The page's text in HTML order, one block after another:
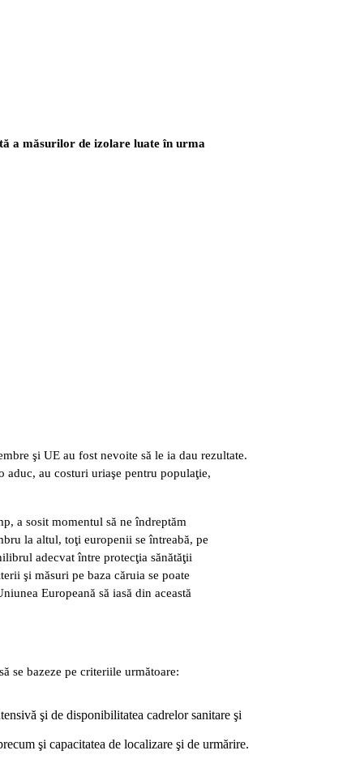
a măsurilor de izolare luate în urma
şi UE au fost nevoite să le ia dau rezultate.
au costuri uriaşe pentru populaţie,
a sosit momentul să ne îndreptăm
la altul, toţi europenii se întreabă, pe
adecvat între protecţia sănătăţii
şi măsuri pe baza căruia se poate
Europeană să iasă din această
se bazeze pe criteriile următoare:
şi de disponibilitatea cadrelor sanitare şi
şi capacitatea de localizare şi de urmărire.